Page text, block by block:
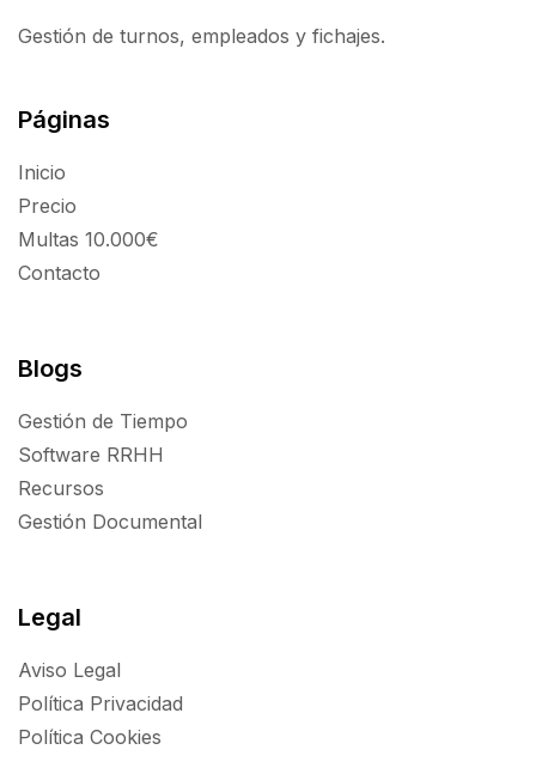
Gestión de turnos, empleados y fichajes.
Páginas
Inicio
Precio
Multas 10.000€
Contacto
Blogs
Gestión de Tiempo
Software RRHH
Recursos
Gestión Documental
Legal
Aviso Legal
Política Privacidad
Política Cookies